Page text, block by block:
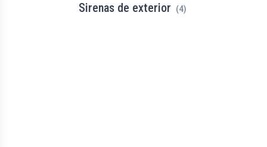
Sirenas de exterior (4)